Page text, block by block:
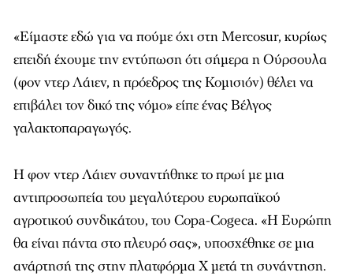
«Είμαστε εδώ για να πούμε όχι στη Mercosur, κυρίως
επειδή έχουμε την εντύπωση ότι σήμερα η Ούρσουλα
(φον ντερ Λάιεν, η πρόεδρος της Κομισιόν) θέλει να
επιβάλει τον δικό της νόμο» είπε ένας Βέλγος
γαλακτοπαραγωγός.
Η φον ντερ Λάιεν συναντήθηκε το πρωί με μια
αντιπροσωπεία του μεγαλύτερου ευρωπαϊκού
αγροτικού συνδικάτου, του Copa-Cogeca. «Η Ευρώπη
θα είναι πάντα στο πλευρό σας», υποσχέθηκε σε μια
ανάρτησή της στην πλατφόρμα Χ μετά τη συνάντηση.